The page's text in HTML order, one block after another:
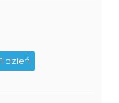
1 dzień